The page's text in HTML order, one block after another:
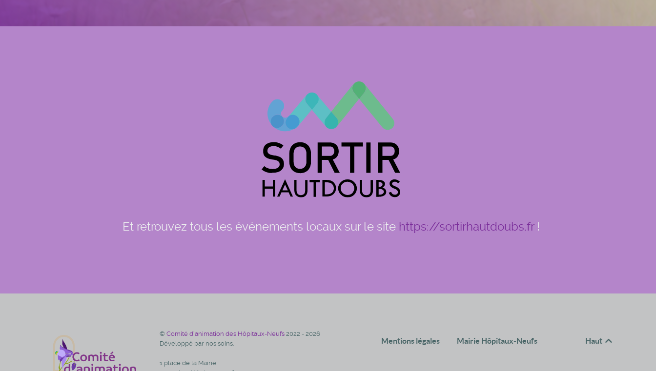
Et retrouvez tous les événements locaux sur le site https://sortirhautdoubs.fr!
© Comité d'animation des Hôpitaux-Neufs 2022 - 2026
Développé par nos soins.
1 place de la Mairie
Mentions légales Mairie Hôpitaux-Neufs Haut